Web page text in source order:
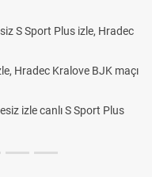
S Sport Plus izle, Hradec
Hradec Kralove BJK maçı
izle canlı S Sport Plus